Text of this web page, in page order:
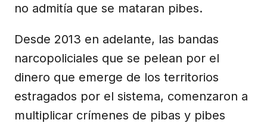
no admitía que se mataran pibes.
Desde 2013 en adelante, las bandas
narcopoliciales que se pelean por el
dinero que emerge de los territorios
estragados por el sistema, comenzaron a
multiplicar crímenes de pibas y pibes